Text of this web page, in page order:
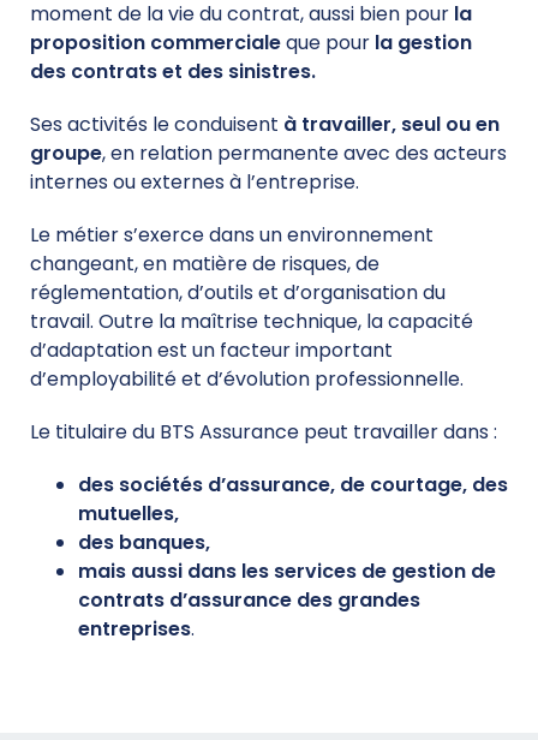
moment de la vie du contrat, aussi bien pour la
proposition commercialeque pour la gestion
des contrats et des sinistres.
Ses activités le conduisent à travailler, seul ou en
groupe, en relation permanente avec des acteurs
internes ou externes à l’entreprise.
Le métier s’exerce dans un environnement
changeant, en matière de risques, de
réglementation, d’outils et d’organisation du
travail. Outre la maîtrise technique, la capacité
d’adaptation est un facteur important
d’employabilité et d’évolution professionnelle.
Le titulaire du BTS Assurance peut travailler dans :
des sociétés d’assurance, de courtage, des
mutuelles,
des banques,
mais aussi dans les services de gestion de
contrats d’assurance des grandes
entreprises.